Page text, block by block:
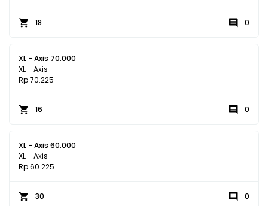
18 0
XL - Axis 70.000
XL - Axis
Rp 70.225
16 0
XL - Axis 60.000
XL - Axis
Rp 60.225
30 0